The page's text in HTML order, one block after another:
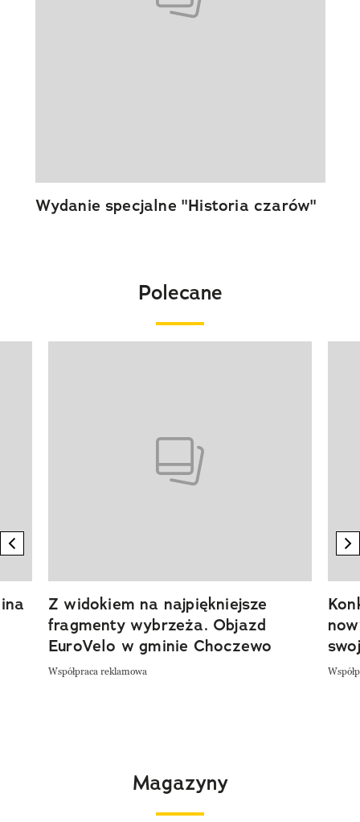
Wydanie specjalne "Historia czarów"
Polecane
previous element
Z widokiem na najpiękniejsze
fragmenty wybrzeża. Objazd
EuroVelo w gminie Choczewo
Współpraca reklamowa
Magazyny